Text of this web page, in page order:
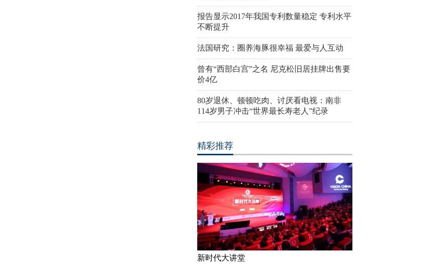
报告显示2017年我国专利数量稳定 专利水平
不断提升
法国研究：圈养海豚很幸福 最爱与人互动
曾有“西部白宫”之名 尼克松旧居挂牌出售要
价4亿
80岁退休、顿顿吃肉、讨厌看电视：南非
114岁男子冲击“世界最长寿老人”纪录
精彩推荐
新时代大讲堂